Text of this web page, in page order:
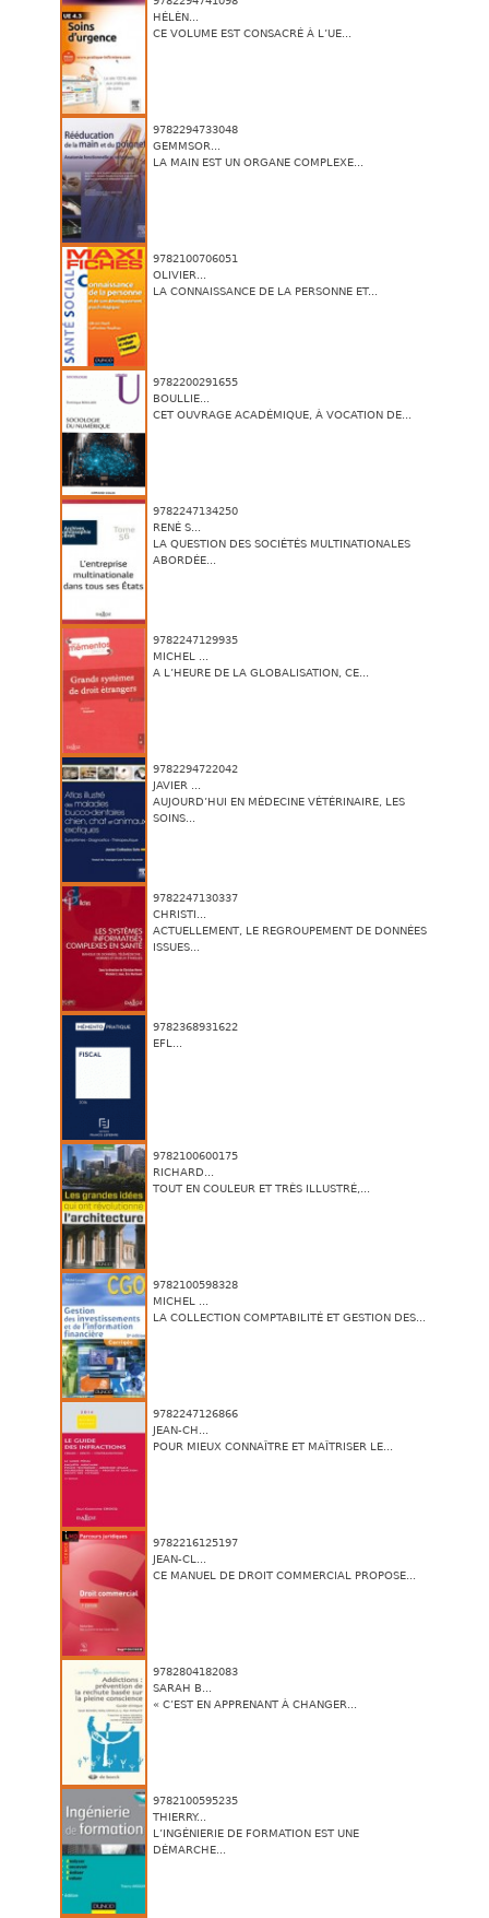
HÉLÈN...
CE VOLUME EST CONSACRÉ À L’UE...
9782294733048
GEMMSOR...
LA MAIN EST UN ORGANE COMPLEXE...
9782100706051
OLIVIER...
LA CONNAISSANCE DE LA PERSONNE ET...
9782200291655
BOULLIE...
CET OUVRAGE ACADÉMIQUE, À VOCATION DE...
9782247134250
RENÉ S...
LA QUESTION DES SOCIÉTÉS MULTINATIONALES
ABORDÉE...
9782247129935
MICHEL ...
A L’HEURE DE LA GLOBALISATION, CE...
9782294722042
JAVIER ...
AUJOURD’HUI EN MÉDECINE VÉTÉRINAIRE, LES
SOINS...
9782247130337
CHRISTI...
ACTUELLEMENT, LE REGROUPEMENT DE DONNÉES
ISSUES...
9782368931622
EFL...
9782100600175
RICHARD...
TOUT EN COULEUR ET TRÈS ILLUSTRÉ,...
9782100598328
MICHEL ...
LA COLLECTION COMPTABILITÉ ET GESTION DES...
9782247126866
JEAN-CH...
POUR MIEUX CONNAÎTRE ET MAÎTRISER LE...
9782216125197
JEAN-CL...
CE MANUEL DE DROIT COMMERCIAL PROPOSE...
9782804182083
SARAH B...
« C’EST EN APPRENANT À CHANGER...
9782100595235
THIERRY...
L’INGÉNIERIE DE FORMATION EST UNE
DÉMARCHE...